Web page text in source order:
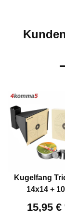
Kugelfang
14x14 +
Diabolos
15,95 €